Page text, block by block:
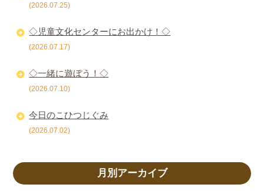
(2026.07.25)
◇児童文化センターにお出かけ！◇
(2026.07.17)
◇一緒に遊ぼう！◇
(2026.07.10)
今日のこひつじぐみ
(2026.07.02)
月別アーカイブ